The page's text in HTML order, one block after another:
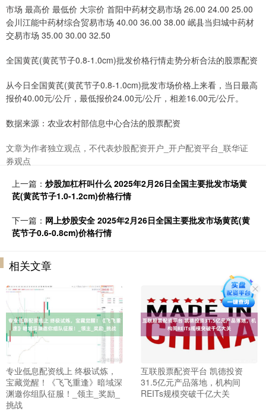
市场 最高价 最低价 大宗价 首阳中药材交易市场 26.00 24.00 25.00
会川江能中药材综合贸易市场 40.00 36.00 38.00 岷县当归城中药材
交易市场 35.00 30.00 32.50
全国黄芪(黄芪节子0.8-1.0cm)批发价格行情走势分析合法的股票配资
从今日全国黄芪(黄芪节子0.8-1.0cm)批发市场价格上来看，当日最高
报价40.00元/公斤，最低报价24.00元/公斤，相差16.00元/公斤。
数据来源：农业农村部信息中心合法的股票配资
文章为作者独立观点，不代表炒股配资开户_开户配资平台_联华证
券观点
上一篇： 炒股加杠杆叫什么 2025年2月26日全国主要批发市场黄
芪(黄芪节子1.0-1.2cm)价格行情
下一篇： 网上炒股安全 2025年2月26日全国主要批发市场黄芪(黄
芪节子0.6-0.8cm)价格行情
相关文章
专业低息配资线上 终极试炼，
宝藏觉醒！《飞飞重逢》暗域深
渊邀你组队征服！_领主_奖励_
挑战
互联股票配资平台 凯德投资
31.5亿元产品落地，机构间
REITs规模突破千亿大关